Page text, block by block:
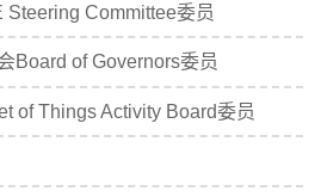
Committee委员
Board of Governors委员
of Things Activity Board委员